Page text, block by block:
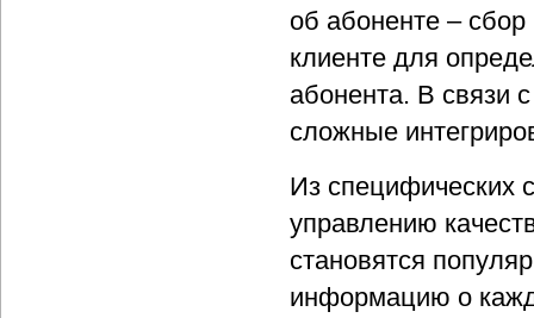
об абоненте –
клиенте для
абонента. В связи
сложные
Из специфических
управлению
становятся
информацию о